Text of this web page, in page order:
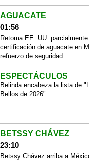
AGUACATE
01:56
Retoma EE. UU.
certificación de aguacate en
refuerzo de seguridad
ESPECTÁCULOS
Belinda encabeza la lista de
Bellos de 2026"
BETSSY CHÁVEZ
23:10
Betssy Chávez arriba a